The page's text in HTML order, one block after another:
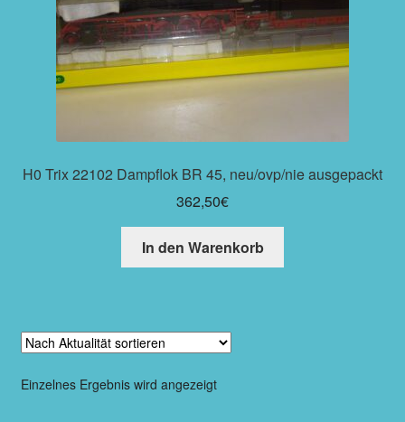
H0 Trix 22102 Dampflok BR 45, neu/ovp/nie ausgepackt
362,50€
In den Warenkorb
Einzelnes Ergebnis wird angezeigt